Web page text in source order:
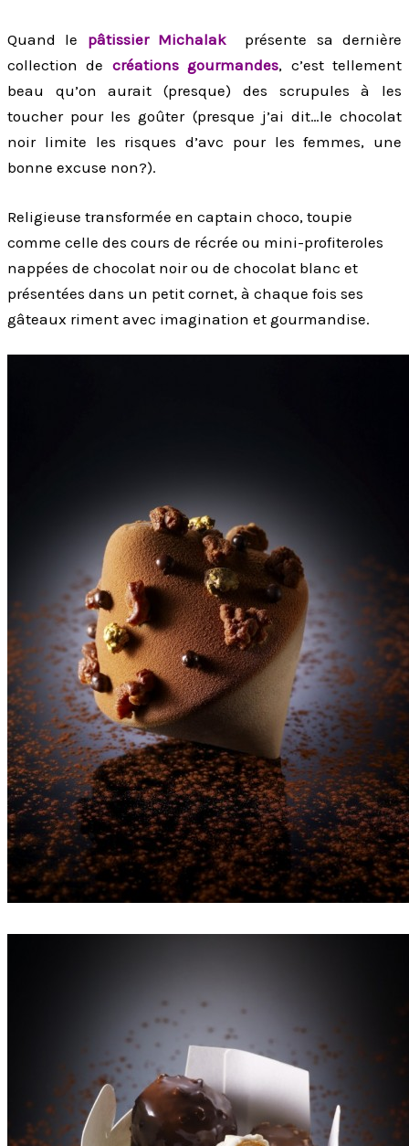
Quand le pâtissier Michalakprésente sa dernière
collection de créations gourmandes, c’est tellement
beau qu’on aurait (presque) des scrupules à les
toucher pour les goûter (presque j’ai dit…le chocolat
noir limite les risques d’avc pour les femmes, une
bonne excuse non?).
Religieuse transformée en captain choco, toupie
comme celle des cours de récrée ou mini-profiteroles
nappées de chocolat noir ou de chocolat blanc et
présentées dans un petit cornet, à chaque fois ses
gâteaux riment avec imagination et gourmandise.